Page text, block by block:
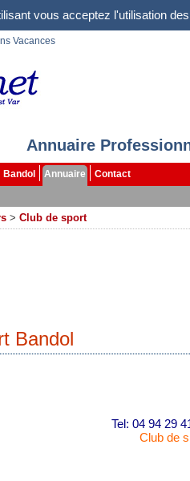
vous acceptez l'utilisation
Vacances
Annuaire
Bandol Annuaire
Contact
> Club de sport
Bandol
Tel: 04 94 29
Club de